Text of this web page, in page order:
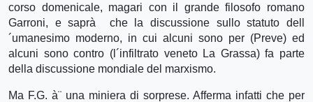
corso domenicale, magari con il grande filosofo romano
Garroni, e saprà che la discussione sullo statuto dell
´umanesimo moderno, in cui alcuni sono per (Preve) ed
alcuni sono contro (l´infiltrato veneto La Grassa) fa parte
della discussione mondiale del marxismo.
Ma F.G. à¨ una miniera di sorprese. Afferma infatti che per